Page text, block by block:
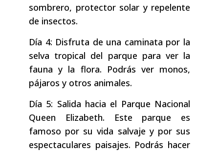
sombrero, protector solar y repelente
de insectos.
Día 4: Disfruta de una caminata por la
selva tropical del parque para ver la
fauna y la flora. Podrás ver monos,
pájaros y otros animales.
Día 5: Salida hacia el Parque Nacional
Queen Elizabeth. Este parque es
famoso por su vida salvaje y por sus
espectaculares paisajes. Podrás hacer